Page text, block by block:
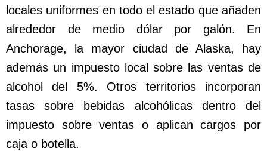
locales uniformes en todo el estado que añaden
alrededor de medio dólar por galón. En
Anchorage, la mayor ciudad de Alaska, hay
además un impuesto local sobre las ventas de
alcohol del 5%. Otros territorios incorporan
tasas sobre bebidas alcohólicas dentro del
impuesto sobre ventas o aplican cargos por
caja o botella.